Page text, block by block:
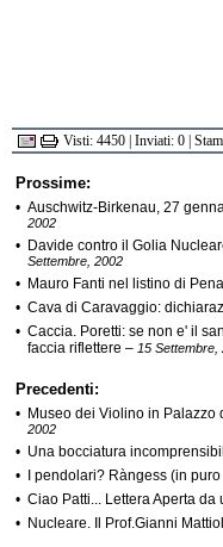
Visti: 4450 | Inviati: 0 |
Prossime:
• Auschwitz-Birkenau, 27
2002
• Davide contro il Golia
Settembre, 2002
• Mauro Fanti nel listino di
• Cava di Caravaggio:
• Caccia. Poretti: se non e' il
faccia riflettere – 15 Settembre,
Precedenti:
• Museo dei Violino in
2002
• Una bocciatura
•
I pendolari? Ràngess (in
• Ciao Patti... Lettera Aperta
• Nucleare. Il Prof.Gianni